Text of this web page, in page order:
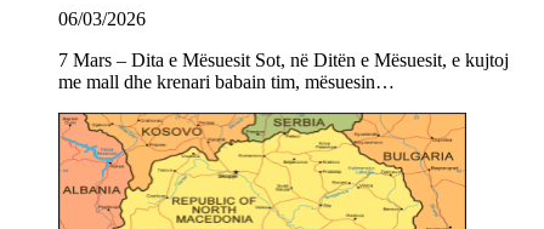
06/03/2026
7 Mars – Dita e Mësuesit Sot, në Ditën e Mësuesit, e kujtoj
me mall dhe krenari babain tim, mësuesin…